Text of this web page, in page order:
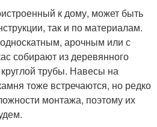
к дому, может быть
так и по материалам.
арочным или с
собирают из деревянного
трубы. Навесы на
тоже встречаются, но редко
монтажа, поэтому их